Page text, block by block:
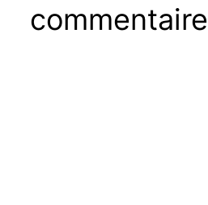
commentaire